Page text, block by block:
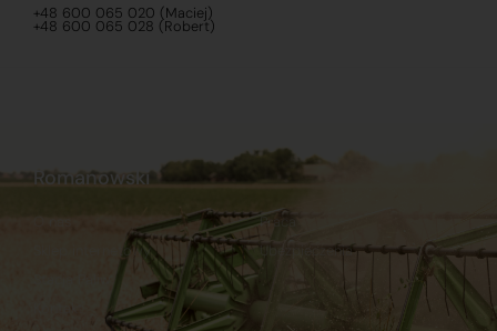
+48 600 065 020 (Maciej)
+48 600 065 028 (Robert)
Romanowski
Sklep internetowy
Praca
Ubezpieczenia